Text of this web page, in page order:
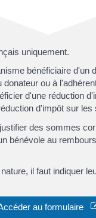
uniquement.
bénéficiaire d'un
donateur ou à
d'une réduction
d'impôt sur les
des sommes
bénévole au
il faut indiquer
au formulaire